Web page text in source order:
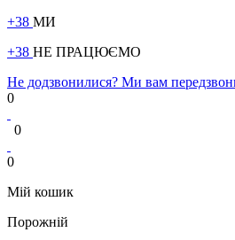
+38 МИ
+38 НЕ ПРАЦЮЄМО
Не додзвонилися? Ми вам
0
0
0
Мій кошик
Порожній